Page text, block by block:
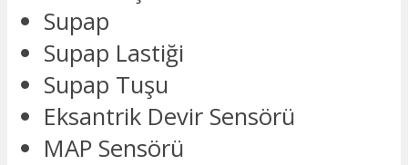
Supap
Supap Lastiği
Supap Tuşu
Eksantrik Devir Sensörü
MAP Sensörü